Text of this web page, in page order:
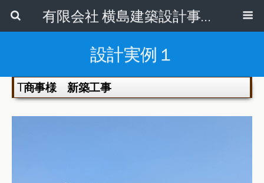
有限会社 横島建築設計事務所
設計実例１
T商事様 新築工事